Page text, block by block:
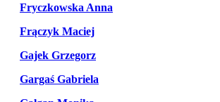
Fryczkowska Anna
Frączyk Maciej
Gajek Grzegorz
Gargaś Gabriela